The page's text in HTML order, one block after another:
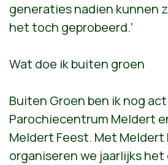
generaties nadien kunnen
het toch geprobeerd.’
Wat doe ik buiten groen
Buiten Groen ben ik nog
Parochiecentrum Meldert
Meldert Feest. Met Meldert
organiseren we jaarlijks